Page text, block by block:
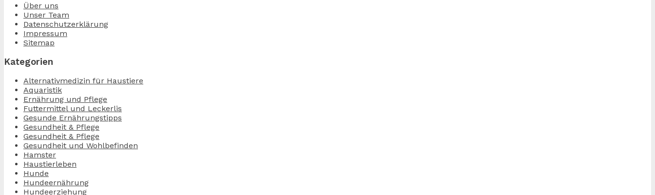
Über uns
Unser Team
Datenschutzerklärung
Impressum
Sitemap
Kategorien
Alternativmedizin für Haustiere
Aquaristik
Ernährung und Pflege
Futtermittel und Leckerlis
Gesunde Ernährungstipps
Gesundheit & Pflege
Gesundheit & Pflege
Gesundheit und Wohlbefinden
Hamster
Haustierleben
Hunde
Hundeernährung
Hundeerziehung